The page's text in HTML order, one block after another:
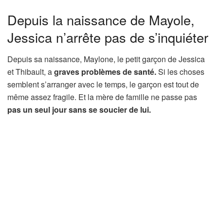
Depuis la naissance de Mayole,
Jessica n’arrête pas de s’inquiéter
Depuis sa naissance, Maylone, le petit garçon de Jessica
et Thibault, agraves problèmes de santé.Si les choses
semblent s’arranger avec le temps, le garçon est tout de
même assez fragile. Et la mère de famille ne passe pas
pas un seul jour sans se soucier de lui.